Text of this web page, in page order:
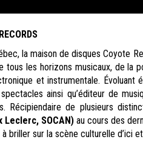
la maison de disques Coyote
tous les horizons musicaux, de la
et instrumentale.
ainsi qu’éditeur de
Récipiendaire de plusieurs
Leclerc, SOCAN) au cours des
briller sur la scène culturelle d’ici et